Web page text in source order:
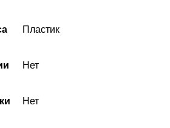
Пластик
Нет
Нет